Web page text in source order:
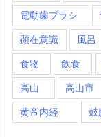
電動歯ブラシ
顕在意識 風呂
食物 飲食
高山 高山市
黄帝内経 鼓